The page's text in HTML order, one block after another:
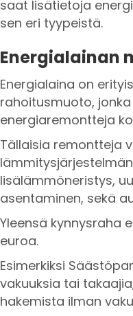
saat lisätietoja
sen eri tyypeistä.
Energialainan
Energialaina on
rahoitusmuoto,
energiaremontteja
Tällaisia remontteja
lisälämmöneristys,
asentaminen, sekä
Yleensä kynnysraha
euroa.
Esimerkiksi
vakuuksia tai
hakemista ilman